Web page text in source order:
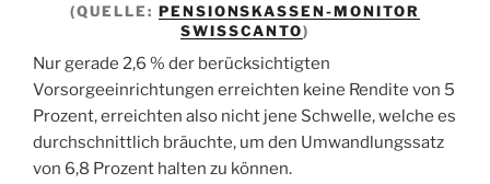
(QUELLE: PENSIONSKASSEN-MONITOR
SWISSCANTO)
Nur gerade 2,6 % der berücksichtigten
Vorsorgeeinrichtungen erreichten keine Rendite von 5
Prozent, erreichten also nicht jene Schwelle, welche es
durchschnittlich bräuchte, um den Umwandlungssatz
von 6,8 Prozent halten zu können.